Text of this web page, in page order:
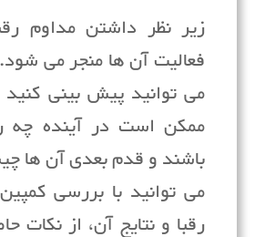
زیر نظر داشتن مداوم
فعالیت آن ها منجر می
می توانید پیش بینی
ممکن است در آینده چه
باشند و قدم بعدی آن ها
می توانید با بررسی
رقبا و نتایج آن، از نکات